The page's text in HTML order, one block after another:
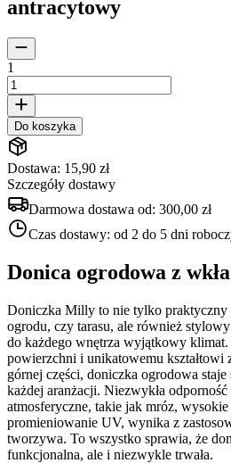
antracytowy
1
Do koszyka
Dostawa: 15,90 zł
Szczegóły dostawy
Darmowa dostawa od: 300,00 zł
Czas dostawy: od 2 do 5 dni
Donica ogrodowa z
Doniczka Milly to nie tylko praktyczny
ogrodu, czy tarasu, ale również
do każdego wnętrza wyjątkowy
powierzchni i unikatowemu kształtowi
górnej części, doniczka ogrodowa
każdej aranżacji. Niezwykła
atmosferyczne, takie jak mróz,
promieniowanie UV, wynika z
tworzywa. To wszystko sprawia, że
funkcjonalna, ale i niezwykle trwała.